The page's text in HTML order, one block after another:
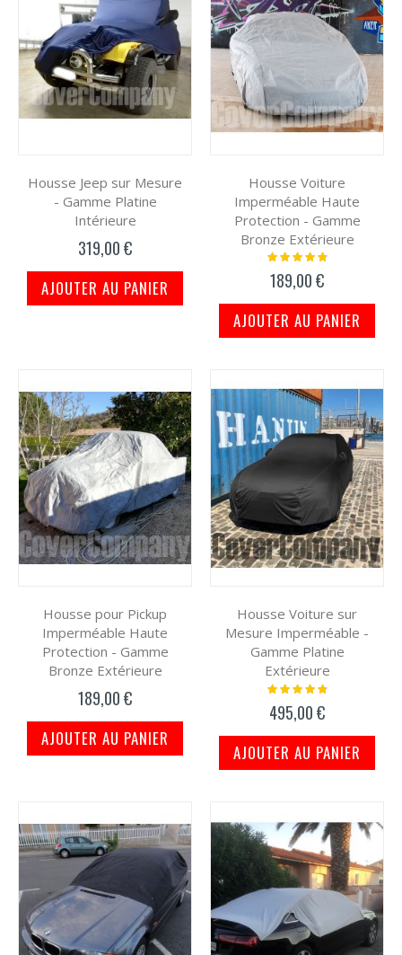
Housse Jeep sur Mesure
- Gamme Platine
Intérieure
319,00 €
AJOUTER AU PANIER
Housse Voiture
Imperméable Haute
Protection - Gamme
Bronze Extérieure
Notation:
189,00 €
AJOUTER AU PANIER
Housse pour Pickup
Imperméable Haute
Protection - Gamme
Bronze Extérieure
189,00 €
AJOUTER AU PANIER
Housse Voiture sur
Mesure Imperméable -
Gamme Platine
Extérieure
Notation:
495,00 €
AJOUTER AU PANIER